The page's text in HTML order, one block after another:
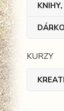
KURZY